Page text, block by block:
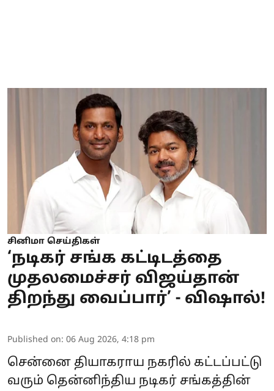
சினிமா செய்திகள்
‘நடிகர் சங்க கட்டிடத்தை
முதலமைச்சர் விஜய்தான்
திறந்து வைப்பார்’ - விஷால்!
Published on: 06 Aug 2026, 4:18 pm
சென்னை தியாகராய நகரில் கட்டப்பட்டு
வரும் தென்னிந்திய நடிகர் சங்கத்தின்